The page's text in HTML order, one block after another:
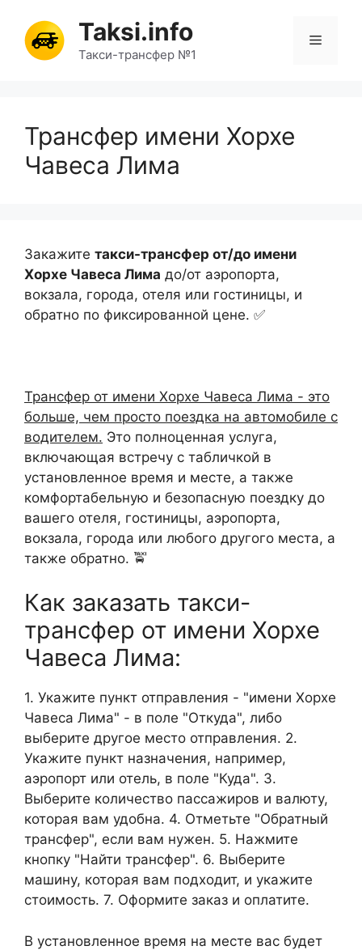
содержимому
Taksi.info
Такси-трансфер №1
Меню
Трансфер имени Хорхе
Чавеса Лима
Закажите такси-трансфер от/до имени
Хорхе Чавеса Лима до/от аэропорта,
вокзала, города, отеля или гостиницы, и
обратно по фиксированной цене. ✅
Трансфер от имени Хорхе Чавеса Лима - это
больше, чем просто поездка на автомобиле с
водителем. Это полноценная услуга,
включающая встречу с табличкой в
установленное время и месте, а также
комфортабельную и безопасную поездку до
вашего отеля, гостиницы, аэропорта,
вокзала, города или любого другого места, а
также обратно. 🚖
Как заказать такси-
трансфер от имени Хорхе
Чавеса Лима:
1. Укажите пункт отправления - "имени Хорхе
Чавеса Лима" - в поле "Откуда", либо
выберите другое место отправления. 2.
Укажите пункт назначения, например,
аэропорт или отель, в поле "Куда". 3.
Выберите количество пассажиров и валюту,
которая вам удобна. 4. Отметьте "Обратный
трансфер", если вам нужен. 5. Нажмите
кнопку "Найти трансфер". 6. Выберите
машину, которая вам подходит, и укажите
стоимость. 7. Оформите заказ и оплатите.
В установленное время на месте вас будет